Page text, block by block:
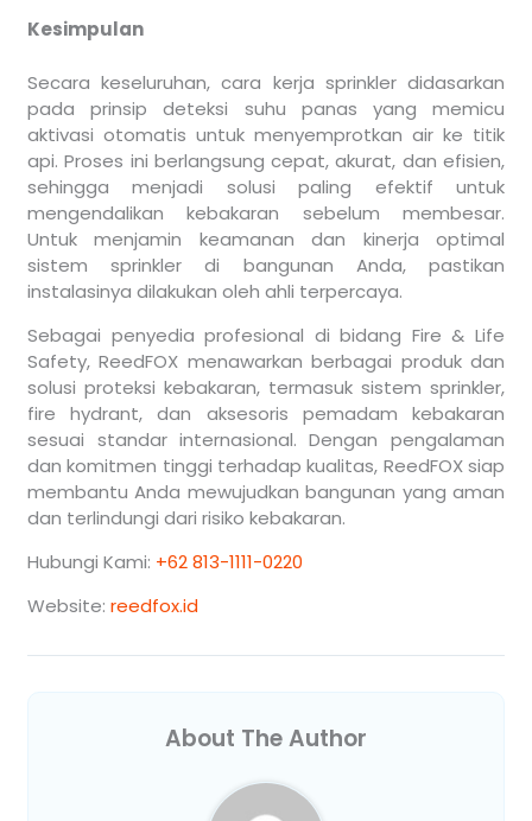
Kesimpulan
Secara keseluruhan, cara kerja sprinkler didasarkan
pada prinsip deteksi suhu panas yang memicu
aktivasi otomatis untuk menyemprotkan air ke titik
api. Proses ini berlangsung cepat, akurat, dan efisien,
sehingga menjadi solusi paling efektif untuk
mengendalikan kebakaran sebelum membesar.
Untuk menjamin keamanan dan kinerja optimal
sistem sprinkler di bangunan Anda, pastikan
instalasinya dilakukan oleh ahli terpercaya.
Sebagai penyedia profesional di bidang Fire & Life
Safety, ReedFOX menawarkan berbagai produk dan
solusi proteksi kebakaran, termasuk sistem sprinkler,
fire hydrant, dan aksesoris pemadam kebakaran
sesuai standar internasional. Dengan pengalaman
dan komitmen tinggi terhadap kualitas, ReedFOX siap
membantu Anda mewujudkan bangunan yang aman
dan terlindungi dari risiko kebakaran.
Hubungi Kami: +62 813-1111-0220
Website: reedfox.id
About The Author